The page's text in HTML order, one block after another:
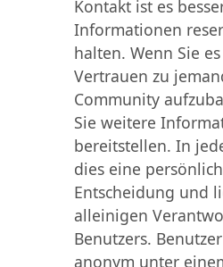
Kontakt ist es
Informationen
halten. Wenn Sie
Vertrauen zu
Community
Sie weitere
bereitstellen. In
dies eine
Entscheidung und
alleinigen
Benutzers.
anonym unter